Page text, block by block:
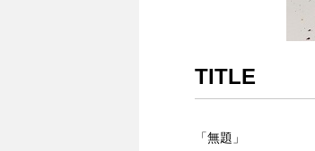
TITLE
「無題」